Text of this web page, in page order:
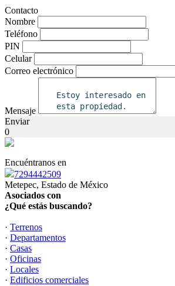
Contacto
Nombre
Teléfono
PIN
Celular
Correo electrónico
Mensaje
Enviar
0
Encuéntranos en
7294442509
Metepec, Estado de México
Asociados con
¿Qué estás buscando?
· Terrenos
· Departamentos
· Casas
· Oficinas
· Locales
· Edificios comerciales